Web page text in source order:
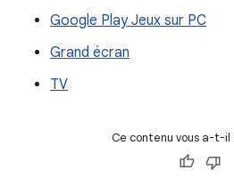
Google Play Jeux sur PC
Grand écran
TV
Ce contenu vous a-t-